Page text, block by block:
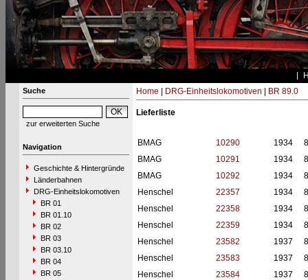
Suche
zur erweiterten Suche
Navigation
Geschichte & Hintergründe
Länderbahnen
DRG-Einheitslokomotiven
BR 01
BR 01.10
BR 02
BR 03
BR 03.10
BR 04
BR 05
Home DRG-Einheitslokomotiven BR 89.0
Lieferliste
BMAG 10290 1934
BMAG
10291 1934
BMAG
10292 1934
Henschel
22357 1934
Henschel
22358 1934
Henschel
22359 1934
Henschel
23582 1937
Henschel
23583 1937
Henschel
23584 1937